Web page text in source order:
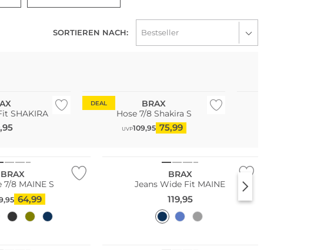
SORTIEREN NACH:
SHAKIRA
DEAL
BRAX
Hose 7/8 Shakira S
UVP109,95 75,99
BRAX
8 MAINE S
64,99
Große Größen
BRAX
Jeans Wide Fit MAINE
119,95